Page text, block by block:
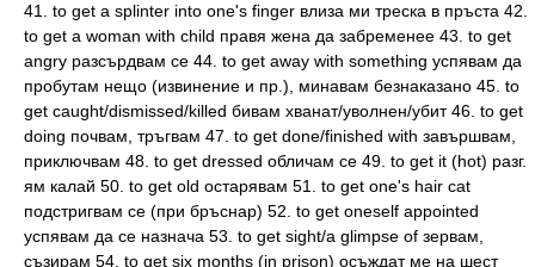
41. to get a splinter into one's finger влиза ми треска в пръста 42.
to get a woman with child правя жена да забременее 43. to get
angry разсърдвам се 44. to get away with something успявам да
пробутам нещо (извинение и пр.), минавам безнаказано 45. to
get caught/dismissed/killed бивам хванат/уволнен/убит 46. to get
doing почвам, тръгвам 47. to get done/finished with завършвам,
приключвам 48. to get dressed обличам се 49. to get it (hot) разг.
ям калай 50. to get old остарявам 51. to get one's hair cat
подстригвам се (при бръснар) 52. to get oneself appointed
успявам да се назнача 53. to get sight/a glimpse of зервам,
съзирам 54. to get six months (in prison) осъждат ме на шест